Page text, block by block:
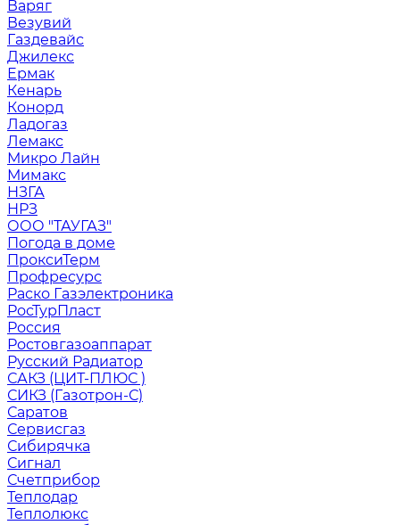
Варяг
Везувий
Газдевайс
Джилекс
Ермак
Кенарь
Конорд
Ладогаз
Лемакс
Микро Лайн
Мимакс
НЗГА
НРЗ
ООО "ТАУГАЗ"
Погода в доме
ПроксиТерм
Профресурс
Раско Газэлектроника
РосТурПласт
Россия
Ростовгазоаппарат
Русский Радиатор
САКЗ (ЦИТ-ПЛЮС )
СИКЗ (Газотрон-С)
Саратов
Сервисгаз
Сибирячка
Сигнал
Счетприбор
Теплодар
Теплолюкс